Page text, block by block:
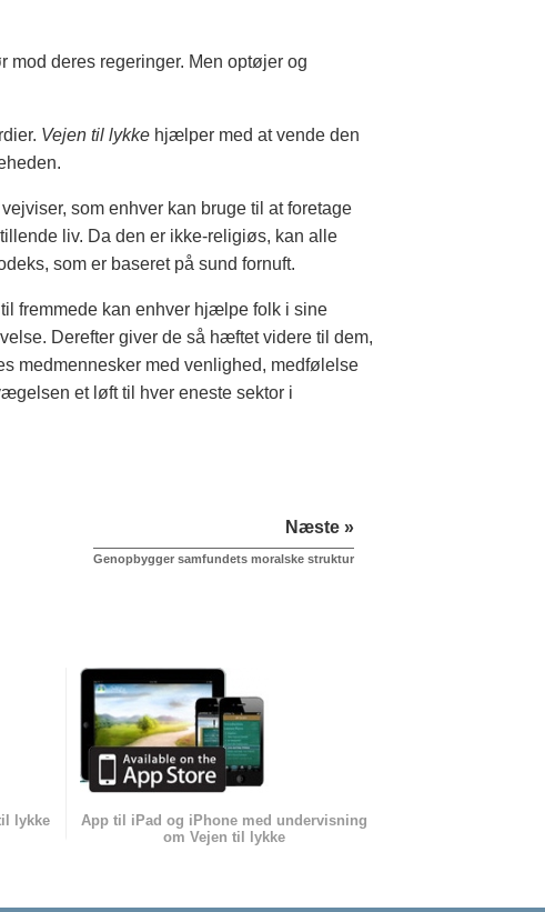
deres regeringer. Men optøjer og
Vejen til lykke hjælper med at vende den
som enhver kan bruge til at foretage
liv. Da den er ikke-religiøs, kan alle
som er baseret på sund fornuft.
fremmede kan enhver hjælpe folk i sine
Derefter giver de så hæftet videre til dem,
medmennesker med venlighed, medfølelse
et løft til hver eneste sektor i
Næste »
Genopbygger samfundets moralske struktur
lykke
App til iPad og iPhone med undervisning
om Vejen til lykke